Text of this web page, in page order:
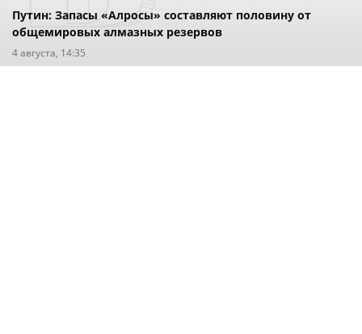
Путин: Запасы «Алросы» составляют половину от
общемировых алмазных резервов
4 августа, 14:35